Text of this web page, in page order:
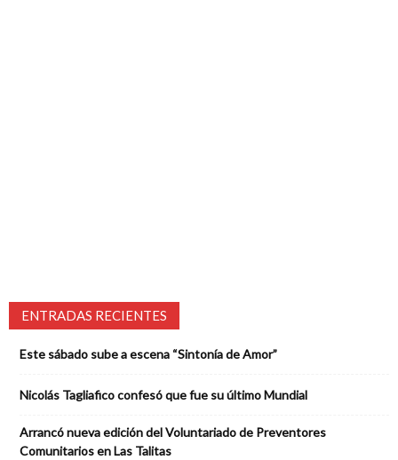
ENTRADAS RECIENTES
Este sábado sube a escena “Sintonía de Amor”
Nicolás Tagliafico confesó que fue su último Mundial
Arrancó nueva edición del Voluntariado de Preventores
Comunitarios en Las Talitas